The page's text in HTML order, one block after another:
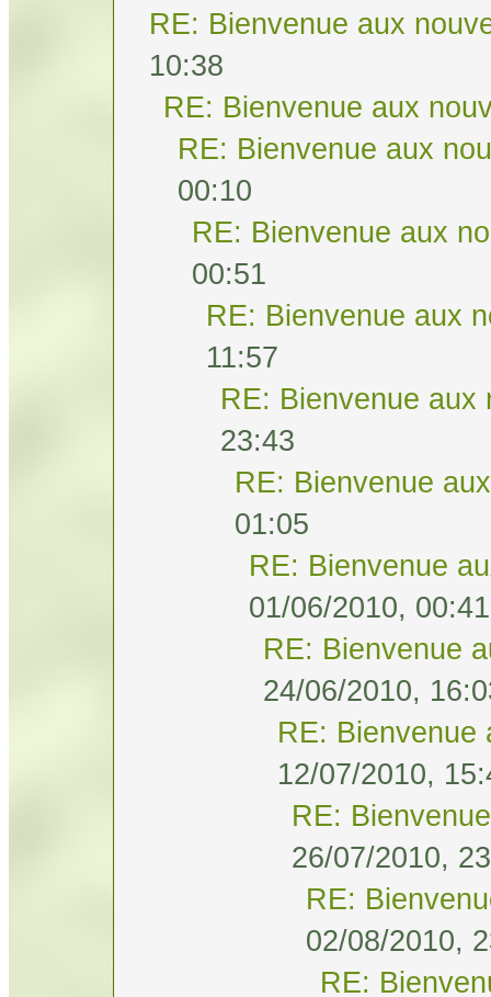
RE: Bienvenue aux
10:38
RE: Bienvenue aux
RE: Bienvenue aux
00:10
RE: Bienvenue aux
00:51
RE: Bienvenue aux
11:57
RE: Bienvenue aux
23:43
RE: Bienvenue
01:05
RE: Bienvenue
01/06/2010, 00:41
RE: Bienvenue
24/06/2010,
RE: Bienvenue
12/07/2010,
RE:
26/07/2010,
RE:
02/08/2010,
RE: